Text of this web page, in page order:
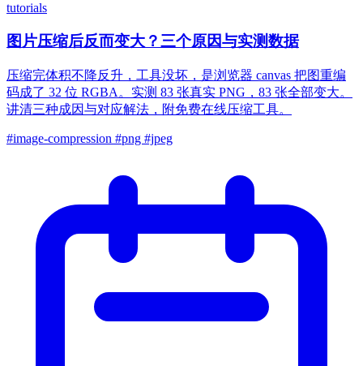
tutorials
图片压缩后反而变大？三个原因与实测数据
压缩完体积不降反升，工具没坏，是浏览器 canvas 把图重编
码成了 32 位 RGBA。实测 83 张真实 PNG，83 张全部变大。
讲清三种成因与对应解法，附免费在线压缩工具。
#image-compression #png #jpeg